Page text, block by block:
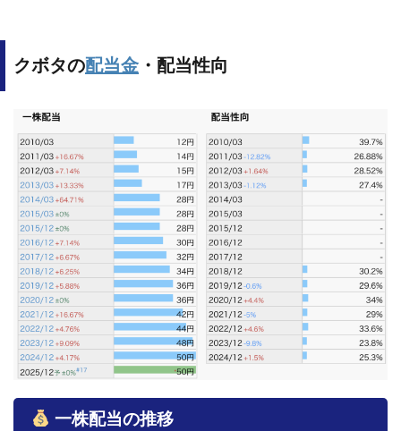
クボタの配当金 ・配当性向
一株配当の推移